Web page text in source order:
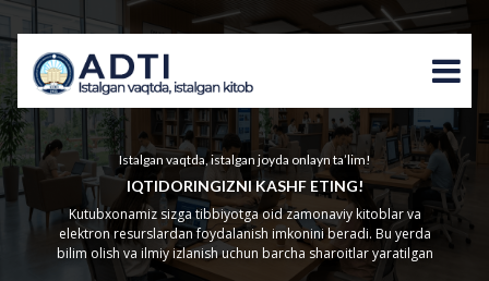
Istalgan vaqtda, istalgan joyda onlayn ta’lim!
IQTIDORINGIZNI KASHF ETING!
Kutubxonamiz sizga tibbiyotga oid zamonaviy kitoblar va
elektron resurslardan foydalanish imkonini beradi. Bu yerda
bilim olish va ilmiy izlanish uchun barcha sharoitlar yaratilgan